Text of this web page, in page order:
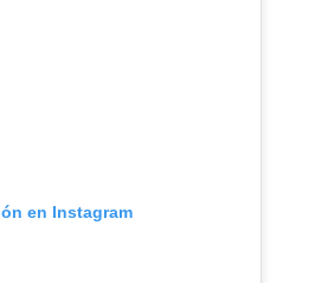
en Instagram